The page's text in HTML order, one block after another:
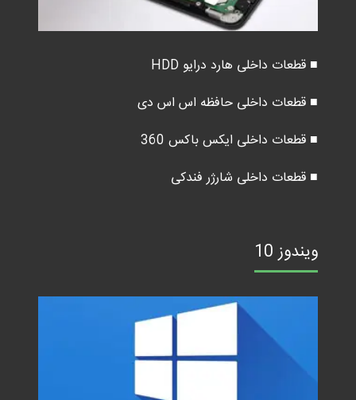
■ قطعات داخلی هارد درایو HDD
■ قطعات داخلی حافظه اس اس دی
■ قطعات داخلی ایکس باکس 360
■ قطعات داخلی شارژر فندکی
ویندوز 10